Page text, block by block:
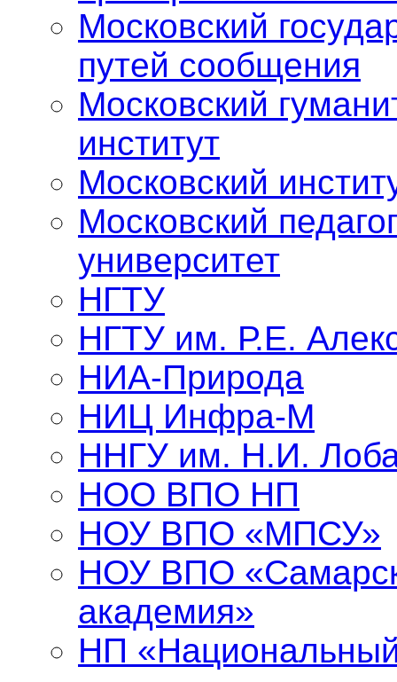
Московский
путей сообщения
Московский
институт
Московский
Московский
университет
НГТУ
НГТУ им. Р.Е.
НИА-Природа
НИЦ Инфра-М
ННГУ им. Н.И.
НОО ВПО НП
НОУ ВПО «МПСУ»
НОУ ВПО
академия»
НП